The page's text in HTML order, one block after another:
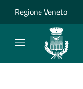
Regione Veneto